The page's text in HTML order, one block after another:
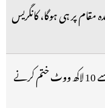
پر ہی ہوگا، کانگریس
حیدرآباد کے 15 اسمبلی حلقوں سے 10 لاکھ ووٹ ختم کرنے